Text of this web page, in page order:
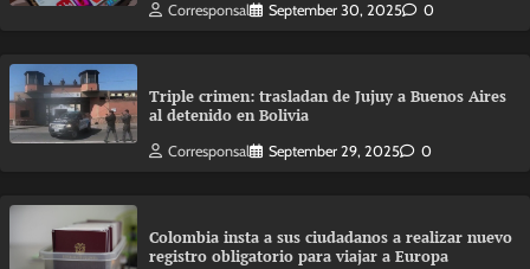
Corresponsal September 30, 2025 0
Triple crimen: trasladan de Jujuy a Buenos Aires
al detenido en Bolivia
Corresponsal September 29, 2025 0
Colombia insta a sus ciudadanos a realizar nuevo
registro obligatorio para viajar a Europa